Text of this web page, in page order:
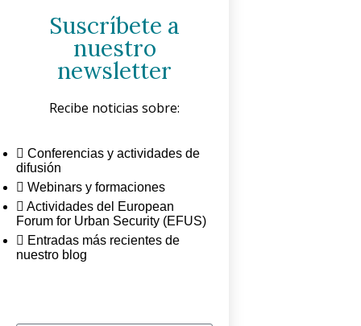
Suscríbete a
nuestro
newsletter
Recibe noticias sobre:
Conferencias y actividades de
difusión
Webinars y formaciones
Actividades del European
Forum for Urban Security (EFUS)
Entradas más recientes de
nuestro blog